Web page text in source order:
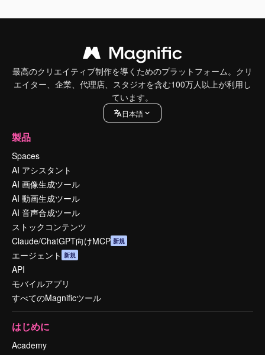
最高のクリエイティブ制作を導くためのプラットフォーム。クリ
エイター、企業、代理店、スタジオを含む100万人以上が利用し
ています。
日本語
製品
Spaces
AI アシスタント
AI 画像生成ツール
AI 動画生成ツール
AI 音声合成ツール
ストックコンテンツ
Claude/ChatGPT向けMCP 新規
エージェント 新規
API
モバイルアプリ
すべてのMagnificツール
はじめに
Academy